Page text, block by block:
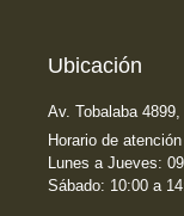
Ubicación
Av. Tobalaba
Horario de atención
Lunes a Jueves:
Sábado: 10:00 a